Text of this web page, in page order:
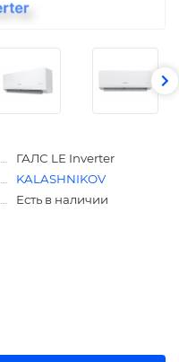
ГАЛС LE Inverter
KALASHNIKOV
Есть в наличии